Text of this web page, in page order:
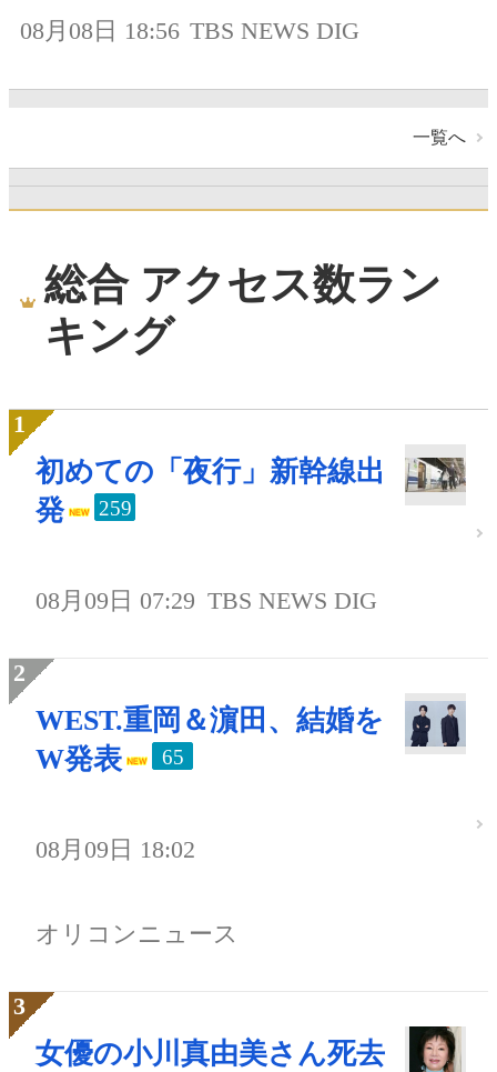
08月08日 18:56 TBS NEWS DIG
一覧へ
総合 アクセス数ラン
キング
初めての「夜行」新幹線出
発
259
08月09日 07:29 TBS NEWS DIG
WEST.重岡＆濵田、結婚を
W発表
65
08月09日 18:02
オリコンニュース
女優の小川真由美さん死去